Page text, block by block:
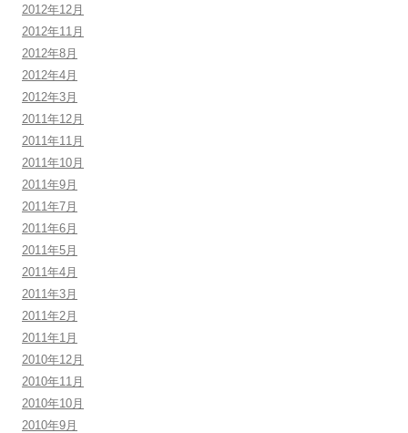
2012年12月
2012年11月
2012年8月
2012年4月
2012年3月
2011年12月
2011年11月
2011年10月
2011年9月
2011年7月
2011年6月
2011年5月
2011年4月
2011年3月
2011年2月
2011年1月
2010年12月
2010年11月
2010年10月
2010年9月